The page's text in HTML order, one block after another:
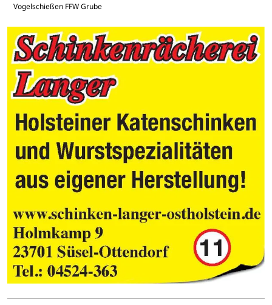
Vogelschießen FFW Grube